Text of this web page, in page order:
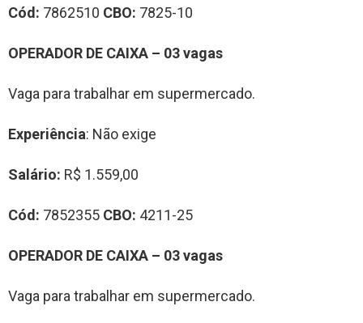
Cód: 7862510 CBO: 7825-10
OPERADOR DE CAIXA – 03 vagas
Vaga para trabalhar em supermercado.
Experiência: Não exige
Salário: R$ 1.559,00
Cód: 7852355 CBO: 4211-25
OPERADOR DE CAIXA – 03 vagas
Vaga para trabalhar em supermercado.